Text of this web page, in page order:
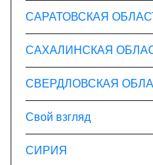
САРАТОВСКАЯ
САХАЛИНСКАЯ
СВЕРДЛОВСКАЯ
Свой взгляд
СИРИЯ